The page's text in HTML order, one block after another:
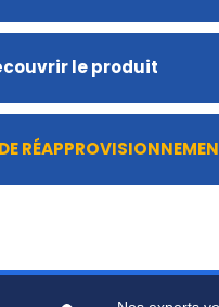
le produit